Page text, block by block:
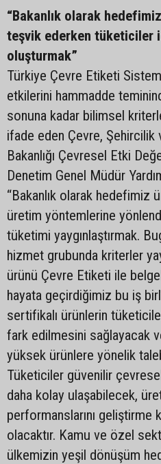
“Bakanlık olarak
teşvik ederken tüketiciler
oluşturmak”
Türkiye Çevre Etiketi
etkilerini hammadde
sonuna kadar bilimsel
ifade eden Çevre, Şehircilik
Bakanlığı Çevresel Etki
Denetim Genel Müdür
“Bakanlık olarak hedefimiz
üretim yöntemlerine
tüketimi yaygınlaştırmak.
hizmet grubunda kriterler
ürünü Çevre Etiketi ile
hayata geçirdiğimiz bu iş
sertifikalı ürünlerin
fark edilmesini sağlayacak
yüksek ürünlere yönelik
Tüketiciler güvenilir
daha kolay ulaşabilecek,
performanslarını
olacaktır. Kamu ve özel
ülkemizin yeşil dönüşüm